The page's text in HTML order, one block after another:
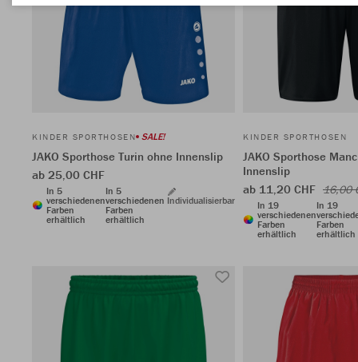
KINDER SPORTHOSEN SALE!
JAKO Sporthose Turin ohne Innenslip
ab 25,00 CHF
In 5
verschiedenen
Farben
erhältlich
In 5
verschiedenen
Farben
erhältlich
Individualisierbar
KINDER SPORTHOSEN
JAKO Sporthose
Innenslip
ab 11,20 CHF 16,00
In 19
verschiedenen
Farben
erhältlich
In 19
Farben
erhältlich